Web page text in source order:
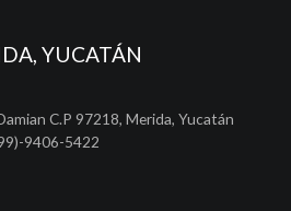
YUCATÁN
C.P 97218, Merida, Yucatán
9406-5422